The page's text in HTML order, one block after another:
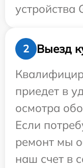
устройства
2
Выезд
приедет в
осмотра
Если
ремонт мы
наш счет в